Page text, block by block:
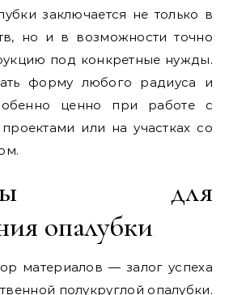
заключается не только в
но и в возможности точно
под конкретные нужды.
форму любого радиуса и
ценно при работе с
или на участках со
для
опалубки
материалов — залог успеха
полукруглой опалубки.